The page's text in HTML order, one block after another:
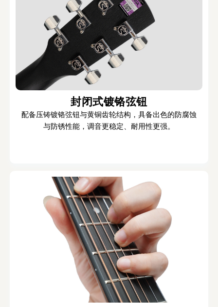
封闭式镀铬弦钮
配备压铸镀铬弦钮与黄铜齿轮结构，具备出色的防腐蚀
与防锈性能，调音更稳定、耐用性更强。